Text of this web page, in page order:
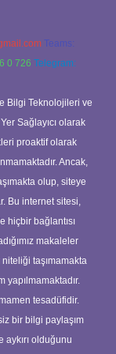
Teams:
0 726 Telegram:
Bilgi Teknolojileri ve
Sağlayıcı olarak
proaktif olarak
Ancak,
olup, siteye
Bu internet sitesi,
hiçbir bağlantısı
makaleler
taşımamakta
yapılmamaktadır.
tesadüfidir.
bir bilgi paylaşım
olduğunu